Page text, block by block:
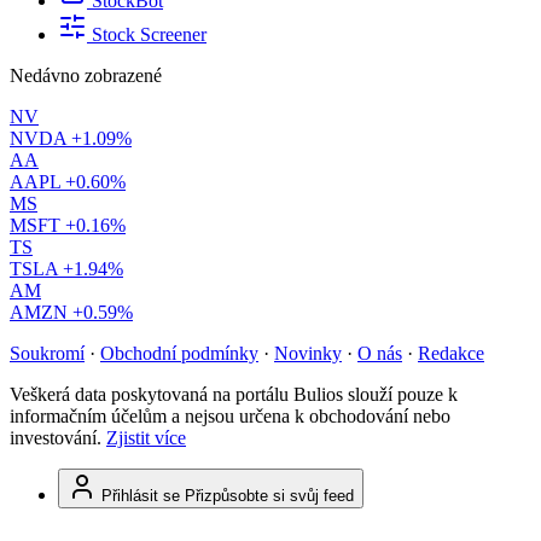
Stock Screener
Nedávno zobrazené
NV
NVDA +1.09%
AA
AAPL +0.60%
MS
MSFT +0.16%
TS
TSLA +1.94%
AM
AMZN +0.59%
Soukromí · Obchodní podmínky · Novinky · O nás · Redakce
Veškerá data poskytovaná na portálu Bulios slouží pouze k
informačním účelům a nejsou určena k obchodování nebo
investování. Zjistit více
Přihlásit se Přizpůsobte si svůj feed